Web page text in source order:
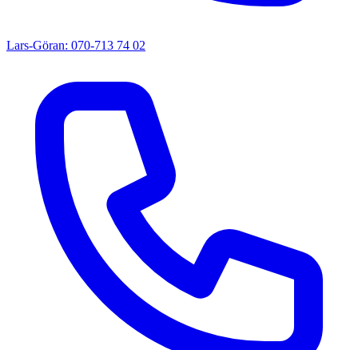
Lars-Göran: 070-713 74 02